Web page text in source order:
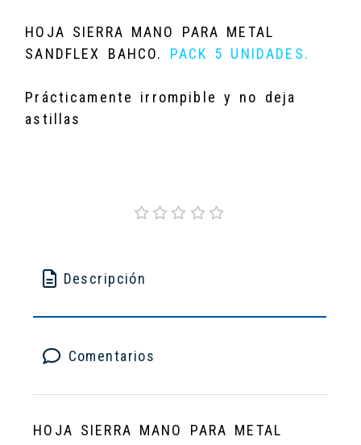
HOJA SIERRA MANO PARA METAL
SANDFLEX BAHCO. PACK 5 UNIDADES.
Prácticamente irrompible y no deja
astillas
Descripción
Comentarios
HOJA SIERRA MANO PARA METAL